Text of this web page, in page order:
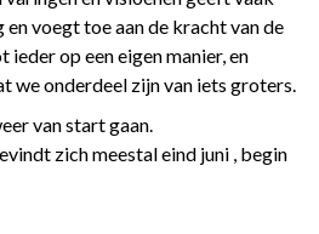
voegt toe aan de kracht van de
op een eigen manier, en
we onderdeel zijn van iets groters.
van start gaan.
zich meestal eind juni , begin